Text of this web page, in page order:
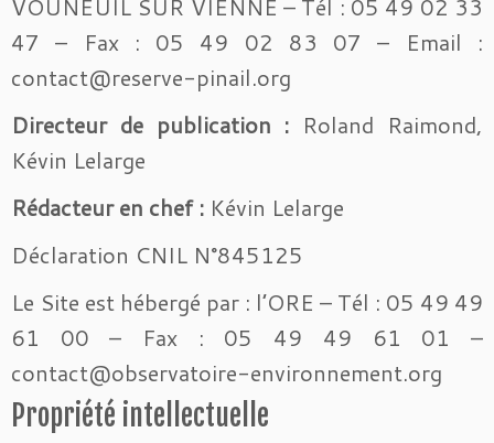
VOUNEUIL SUR VIENNE – Tél : 05 49 02 33
47 – Fax : 05 49 02 83 07 – Email :
contact@reserve-pinail.org
Directeur de publication : Roland Raimond,
Kévin Lelarge
Rédacteur en chef : Kévin Lelarge
Déclaration CNIL N°845125
Le Site est hébergé par : l’ORE – Tél : 05 49 49
61 00 – Fax : 05 49 49 61 01 –
contact@observatoire-environnement.org
Propriété intellectuelle